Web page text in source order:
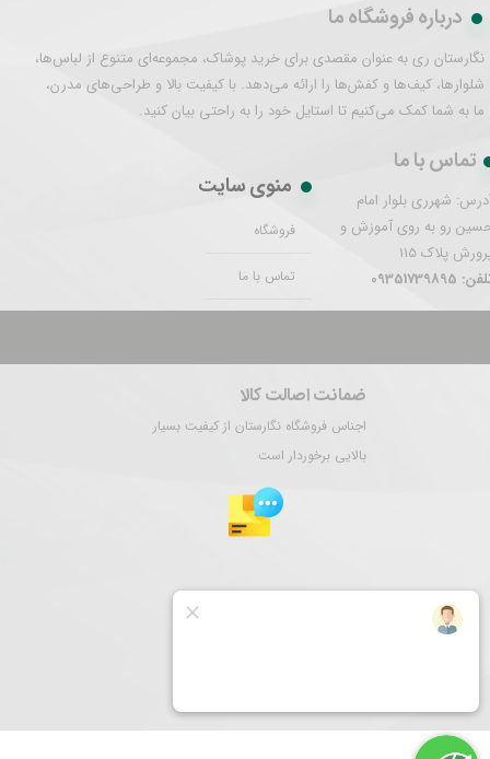
ضمانت اصالت کالا
اجناس فروشگاه نگارستان از کیفیت بسیار
بالایی برخوردار است
درباره فروشگاه ما
نگارستان ری به عنوان مقصدی برای خرید پوشاک، مجموعه‌ای متنوع از لباس‌ها،
شلوارها، کیف‌ها و کفش‌ها را ارائه می‌دهد. با کیفیت بالا و طراحی‌های مدرن،
ما به شما کمک می‌کنیم تا استایل خود را به راحتی بیان کنید.
تماس با ما
شهرری بلوار امام
رو به روی آموزش و
پلاک 115
09351739895
منوی سایت
فروشگاه
تماس با ما